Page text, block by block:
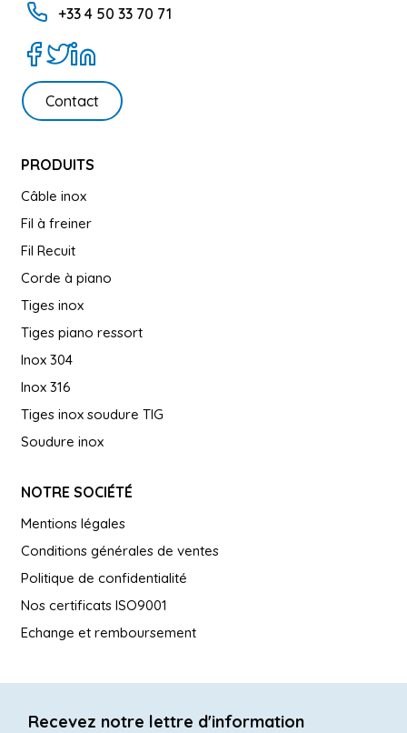
+33 4 50 33 70 71
Contact
PRODUITS
Câble inox
Fil à freiner
Fil Recuit
Corde à piano
Tiges inox
Tiges piano ressort
Inox 304
Inox 316
Tiges inox soudure TIG
Soudure inox
NOTRE SOCIÉTÉ
Mentions légales
Conditions générales de ventes
Politique de confidentialité
Nos certificats ISO9001
Echange et remboursement
Recevez notre lettre d'information